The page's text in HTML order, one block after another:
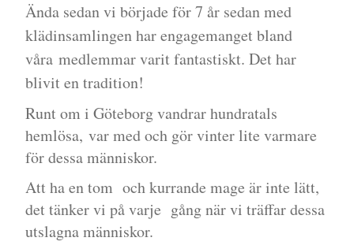
Ända sedan vi började för 7 år sedan med
klädinsamlingen har engagemanget bland
våra medlemmar varit fantastiskt. Det har
blivit en tradition!
Runt om i Göteborg vandrar hundratals
hemlösa, var med och gör vinter lite varmare
för dessa människor.
Att ha en tom och kurrande mage är inte lätt,
det tänker vi på varje gång när vi träffar dessa
utslagna människor.